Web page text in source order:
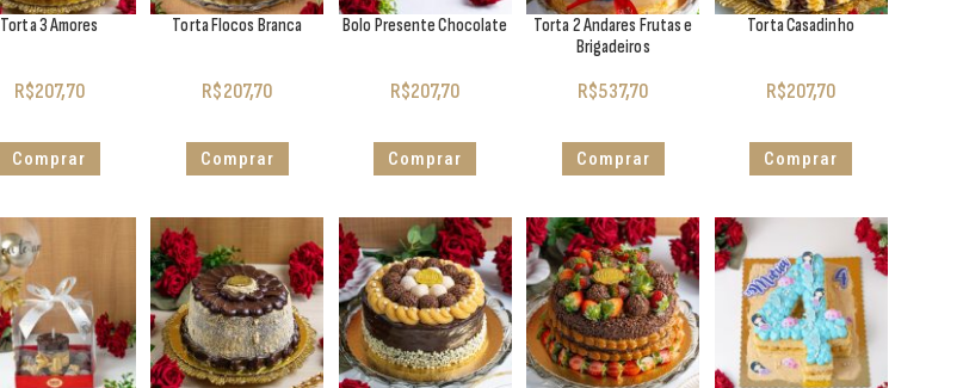
Torta 3 Amores
R$207,70
Comprar
Torta Flocos Branca
R$207,70
Comprar
Bolo Presente Chocolate
R$207,70
Comprar
Torta 2 Andares Frutas e
Brigadeiros
R$537,70
Comprar
Torta Casadinho
R$207,70
Comprar